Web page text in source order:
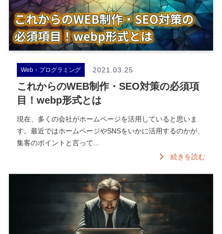
Web・プログラミング 2021.03.25
これからのWEB制作・SEO対策の必須項
目！webp形式とは
現在、多くの会社がホームページを活用していると思いま
す。最近ではホームページやSNSをいかに活用するのかが、
集客のポイントと言って...
続きを読む